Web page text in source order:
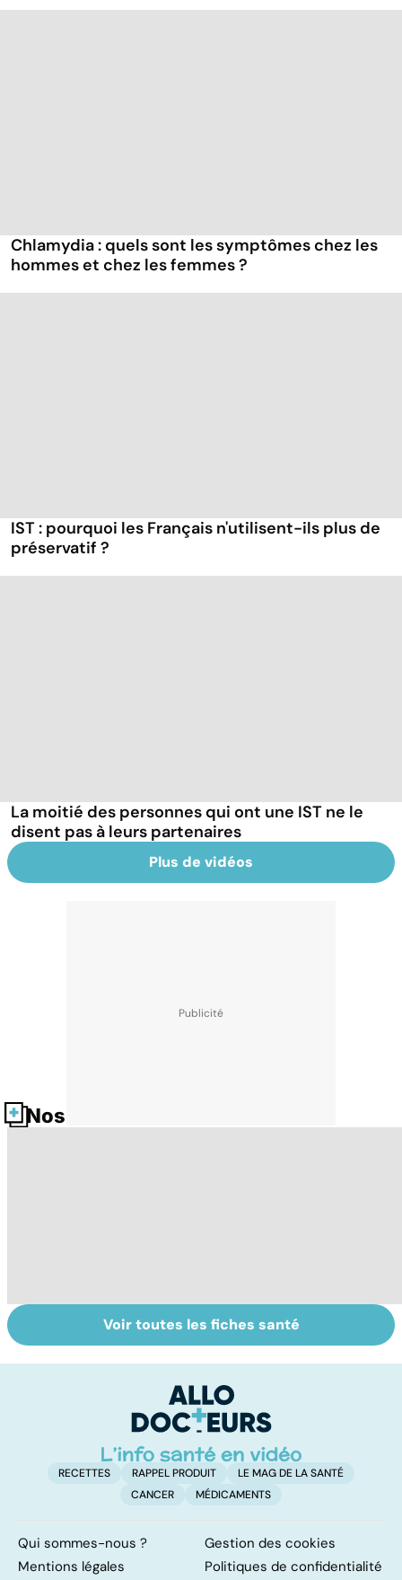
Chlamydia : quels sont les symptômes chez les
hommes et chez les femmes ?
IST : pourquoi les Français n'utilisent-ils plus de
préservatif ?
La moitié des personnes qui ont une IST ne le
disent pas à leurs partenaires
Plus de vidéos
Nos fiches santé
Tout savoir sur
les infections
Inflammation des
amygdales : que
d'angine ?
Voir toutes les fiches santé
RECETTES RAPPEL PRODUIT
LE MAG DE LA SANTÉ
CANCER
MÉDICAMENTS
Qui sommes-nous ?
Gestion des cookies
Mentions légales
Politiques de confidentialité